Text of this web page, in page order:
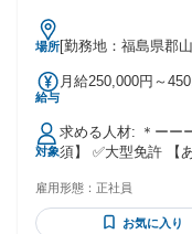
トバイの整備士・T
仕事ですが、 アジ
た。」
場所[勤務地：福島県郡
給与
月給250,000円～450,000円 給与: 【
月給300,000円～350,000円以上
―：月給250,000円～
しい給与体系でますます
①経験者で関東大型配送 └年収360万円前後＋運
者で長距離大型配送 └年収480万円前後＋運行手当 ※労務管
対象
求める人材: ＊ーーーーーーーーーーーーーーーー＊ 【必
須】 ✅大型免許 【あれば尚可】 ✅フォークリフト等の資格 ✅
たい」 「ガッツリ稼げる環境で働きたい」 そんな即戦力とな
る方からのご応募お待ちしてま
雇用形態： 正社員
お気に入り